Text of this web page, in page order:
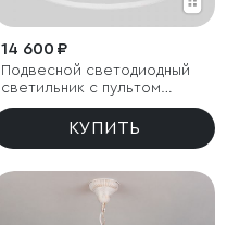
14 600 ₽
Подвесной светодиодный
светильник с пультом
управления
КУПИТЬ